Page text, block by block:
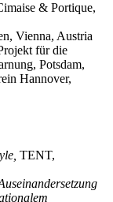
& Portique,
Vienna, Austria
für die
Potsdam,
Hannover,
TENT,